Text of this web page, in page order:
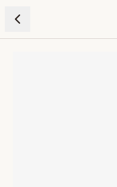
Skip to content